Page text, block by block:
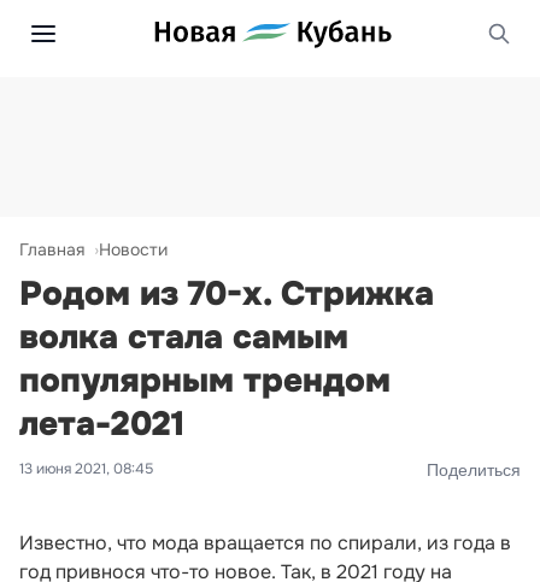
Главная Новости
Родом из 70-х. Стрижка
волка стала самым
популярным трендом
лета-2021
13 июня 2021, 08:45 Поделиться
Известно, что мода вращается по спирали, из года в
год привнося что-то новое. Так, в 2021 году на